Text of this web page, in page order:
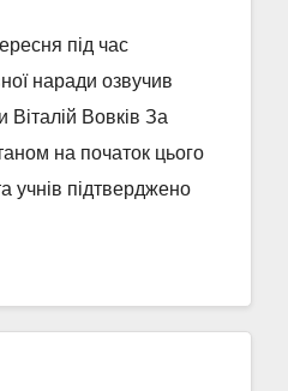
під час
наради озвучив
Віталій Вовків За
на початок цього
учнів підтверджено